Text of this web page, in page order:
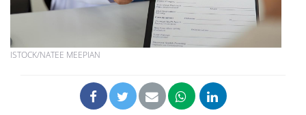
ISTOCK/NATEE MEEPIAN